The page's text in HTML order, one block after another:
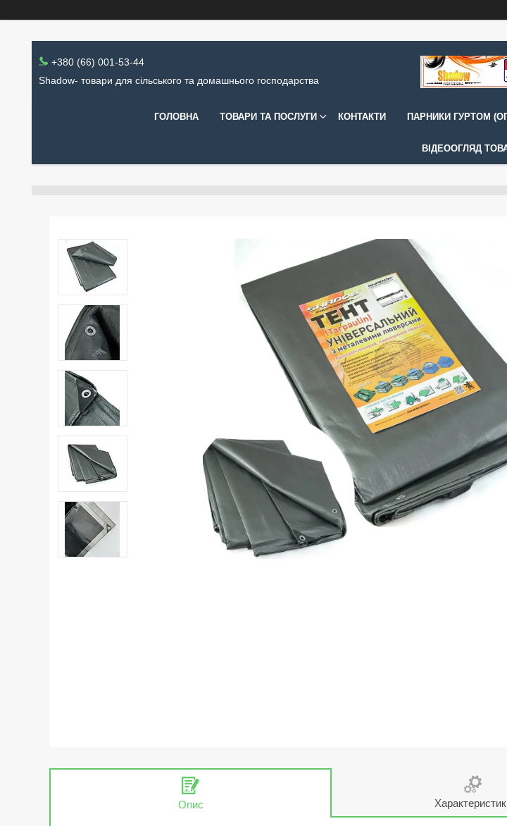
+380 (66) 001-53-44
Shadow- товари для сільського та домашнього господарства
ГОЛОВНА ТОВАРИ ТА ПОСЛУГИ КОНТАКТИ ПАРНИКИ ГУРТОМ
ВІДЕООГЛЯД
Опис